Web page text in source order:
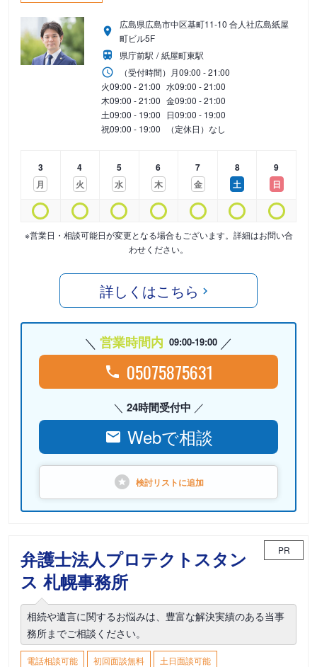
広島県広島市中区基町11-10 合人社広島紙屋
町ビル5F
県庁前駅
紙屋町東駅
（受付時間） 月09:00 - 21:00
火09:00 - 21:00 水09:00 - 21:00
木09:00 - 21:00 金09:00 - 21:00
土09:00 - 19:00 日09:00 - 19:00
祝09:00 - 19:00 （定休日）なし
3
月
4
火
5
水
6
木
7
金
8
土
9
日
※営業日・相談可能日が変更となる場合もございます。詳細はお問い合
わせください。
詳しくはこちら
営業時間内 09:00-19:00
05075875631
24時間受付中
Webで相談
検討リストに追加
弁護士法人プロテクトスタン
ス 札幌事務所
PR
相続や遺言に関するお悩みは、豊富な解決実績のある当事
務所までご相談ください。
電話相談可能 初回面談無料
土日面談可能